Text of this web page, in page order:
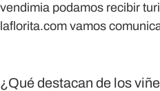
vendimia podamos recibir
laflorita.com vamos
¿Qué destacan de los